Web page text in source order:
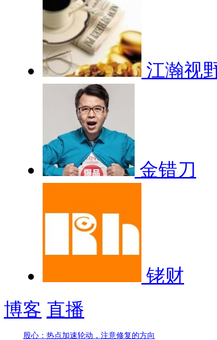
江瀚视
金错刀
铑财
博客 直播
股心：热点加速轮动，注意修复的方向